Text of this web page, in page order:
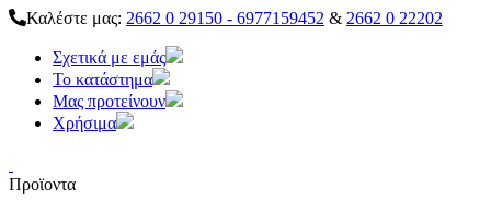
Καλέστε μας: 2662 0 29150 - 6977159452 & 2662 0 22202
Σχετικά με εμάς
Το κατάστημα
Μας προτείνουν
Χρήσιμα
Προϊοντα